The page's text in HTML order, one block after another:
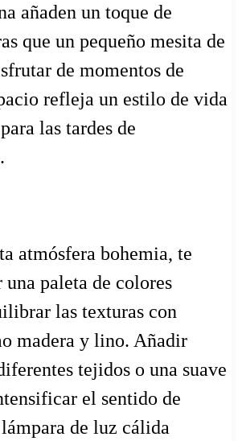
añaden un toque de
que un pequeño mesita de
de momentos de
refleja un estilo de vida
las tardes de
atmósfera bohemia, te
paleta de colores
las texturas con
madera y lino. Añadir
tejidos o una suave
el sentido de
de luz cálida